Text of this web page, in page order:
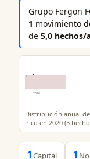
Grupo Fergon
1 movimiento
de5,0 hechos/
5
0
2020
Distribución anual de
Pico en 2020 (5
1Capital 1